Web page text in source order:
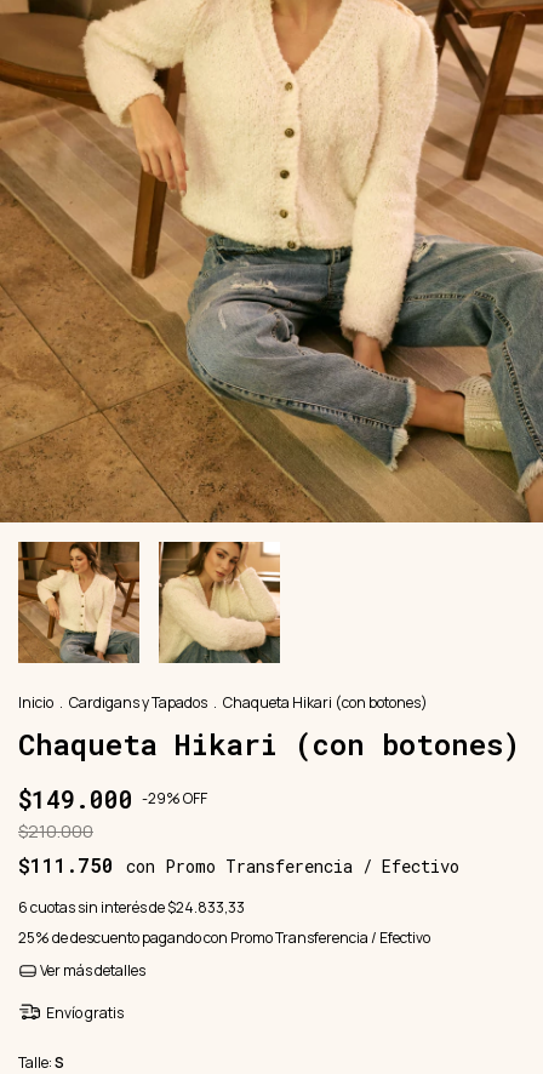
Inicio . Cardigans y Tapados . Chaqueta Hikari (con botones)
Chaqueta Hikari (con botones)
$149.000 -29%OFF
$210.000
$111.750 con Promo Transferencia / Efectivo
6cuotas sin interés de$24.833,33
25% de descuentopagando con Promo Transferencia / Efectivo
Ver más detalles
Envío gratis
Talle:S